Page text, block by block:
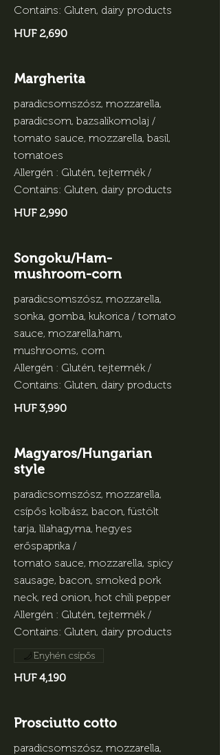
Contains: Gluten, dairy products
HUF 2,690
Margherita
paradicsomszósz, mozzarella,
paradicsom, bazsalikomolaj /
tomato sauce, mozzarella, basil,
tomatoes
Allergén : Glutén, tejtermék /
Contains: Gluten, dairy products
HUF 2,990
Songoku/Ham-
mushroom-corn
paradicsomszósz, mozzarella,
sonka, gomba, kukorica / tomato
sauce, mozarella,ham,
mushrooms, corn
Allergén : Glutén, tejtermék /
Contains: Gluten, dairy products
HUF 3,990
Magyaros/Hungarian
style
paradicsomszósz, mozzarella,
csípős kolbász, bacon, füstölt
tarja, lilahagyma, hegyes
erőspaprika /
tomato sauce, mozzarella, spicy
sausage, bacon, smoked pork
neck, red onion, hot chili pepper
Allergén : Glutén, tejtermék /
Contains: Gluten, dairy products
HUF 4,190
Enyhén csípős
Prosciutto cotto
paradicsomszósz, mozzarella,